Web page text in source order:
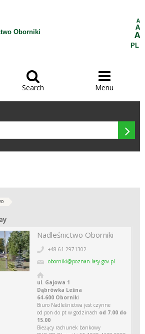
Oborniki
A
A
A
PL

Search

Menu

Nadleśnictwo Oborniki
+48 61 2971302
oborniki@poznan.lasy.gov.pl
ul. Gajowa 1
Dąbrówka Leśna
64-600 Oborniki
Biuro Nadleśnictwa jest czynne
od pon do pt w godzinach od 7.00 do
15.00
Bieżący rachunek bankowy